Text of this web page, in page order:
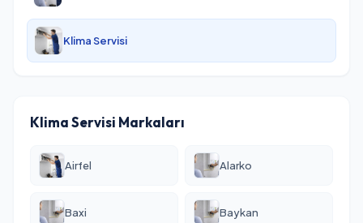
Klima Servisi
Klima Servisi Markaları
Airfel Alarko
Baxi Baykan